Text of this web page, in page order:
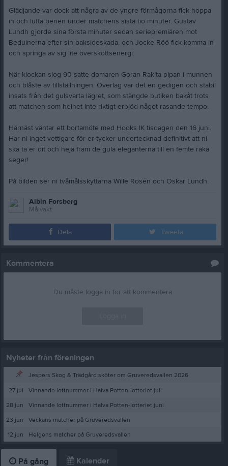
Glädjande var dock att några av de yngre förmågorna fick hoppa
in och lufta benen under matchens sista tio minuter. Gustav
Lundh gjorde sina första minuter sedan seriepremiären mot
Beduinerna efter sin baksideskada, och Jocke Röö fick komma in
och springa av sig lite överskottsenergi.
När klockan slog 90 satte domaren Goran Rakita pipan i munnen
och blåste av tillställningen. Överlag var det en gedigen och stabil
insats från det gulsvarta lägret, som stängde butiken bakåt trots
att matchen som helhet inte riktigt erbjöd något rasande tempo.
Härnäst väntar ett bortamöte med Hooks IK tisdagen den 16 juni.
Har ni inget vettigare för er tycker undertecknad definitivt att ni
ska ta er dit och heja fram de gula eleganterna till en femte raka
seger!
På bilden ser ni tvåmålsskyttarna Wille Rosén och Oskar Lundh.
Albin Forsberg
Målvakt
Dela Tweeta
Kommentera
Du måste logga in för att kommentera
Nyheter från föreningen
Jespers Skog & Trädgård sköter om Gruveredsvallen 2026
27 jul
Vinnande lottnummer i Halva Potten-lotteriet juli
28 jun
Vinnande lottnummer i Halva Potten-lotteriet juni
23 jun
Veckans matcher på Gruveredsvallen
12 jun
Helgens matcher på Gruveredsvallen
På gång Kalender